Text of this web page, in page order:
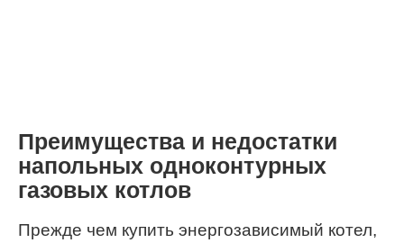
Преимущества и недостатки
напольных одноконтурных
газовых котлов
Прежде чем купить энергозависимый котел,